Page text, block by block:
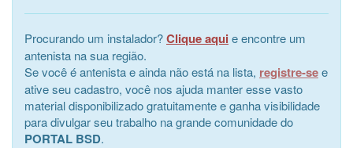
Procurando um instalador?Clique aqui e encontre um
antenista na sua região.
Se você é antenista e ainda não está na lista, registre-see
ative seu cadastro, você nos ajuda manter esse vasto
material disponibilizado gratuitamente e ganha visibilidade
para divulgar seu trabalho na grande comunidade do
PORTAL BSD.